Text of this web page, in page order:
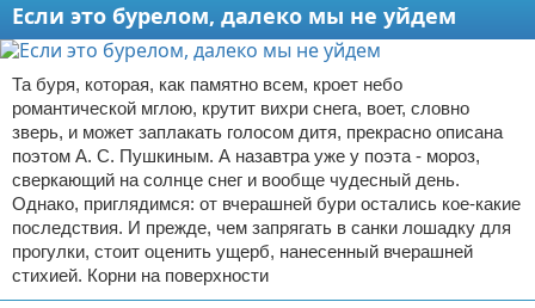
Если это бурелом, далеко мы не уйдем
Та буря, которая, как памятно всем, кроет небо
романтической мглою, крутит вихри снега, воет, словно
зверь, и может заплакать голосом дитя, прекрасно описана
поэтом А. С. Пушкиным. А назавтра уже у поэта - мороз,
сверкающий на солнце снег и вообще чудесный день.
Однако, приглядимся: от вчерашней бури остались кое-какие
последствия. И прежде, чем запрягать в санки лошадку для
прогулки, стоит оценить ущерб, нанесенный вчерашней
стихией. Корни на поверхности